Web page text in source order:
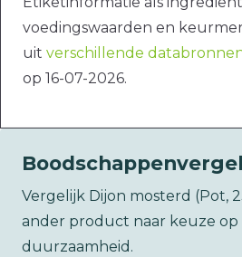
voedingswaarden en
uit verschillende
op 16-07-2026.
Vergelijk Dijon mosterd (Pot,
ander product naar keuze
duurzaamheid.